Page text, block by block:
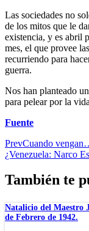
Las sociedades no
de los mitos que le
existencia, y es abril
mes, el que provee
recurriendo para
guerra.
Nos han planteado
para pelear por la
Fuente
PrevCuando
¿Venezuela: Narco
También te
Natalicio del Maestro
de Febrero de 1942.